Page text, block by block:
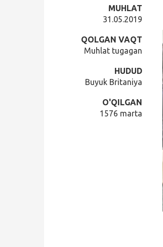
MUHLAT
31.05.2019
QOLGAN VAQT
Muhlat tugagan
HUDUD
Buyuk Britaniya
O'QILGAN
1576 marta